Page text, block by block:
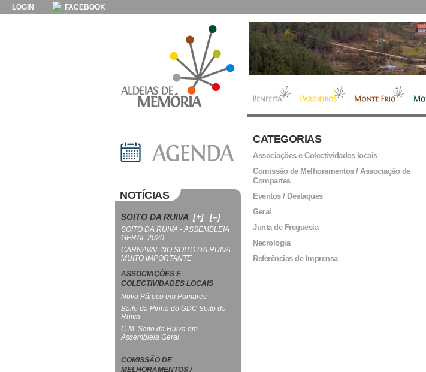
LOGIN FACEBOOK
CATEGORIAS
Associações e Colectividades locais
Comissão de Melhoramentos / Associação de
Compartes
Eventos / Destaques
Geral
Junta de Freguesia
Necrologia
Referências de Imprensa
NOTÍCIAS
SOITO DA RUIVA [+] [–]
SOITO DA RUIVA - ASSEMBLEIA
GERAL 2020
CARNAVAL NO SOITO DA RUIVA -
MUITO IMPORTANTE
ASSOCIAÇÕES E
COLECTIVIDADES LOCAIS
Novo Pároco em Pomares
Baile da Pinha do GDC Soito da
Ruiva
C.M. Soito da Ruiva em
Assembleia Geral
COMISSÃO DE
MELHORAMENTOS /